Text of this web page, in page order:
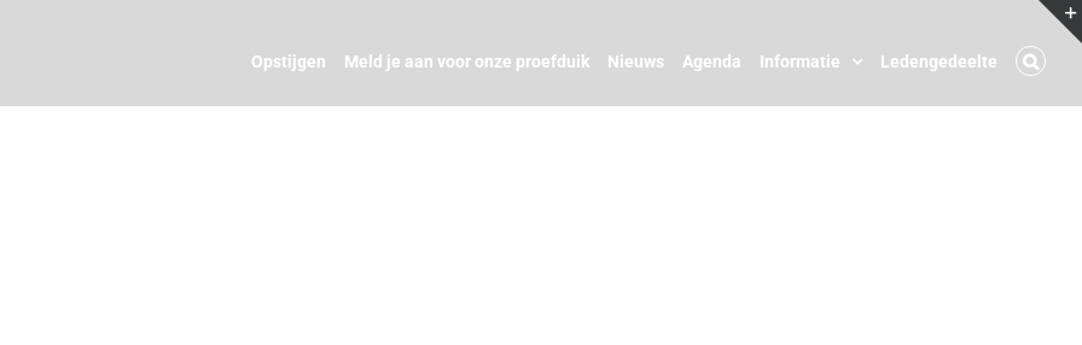
Opstijgen Meld je aan voor onze proefduik Nieuws Agenda Informatie Ledengedeelte